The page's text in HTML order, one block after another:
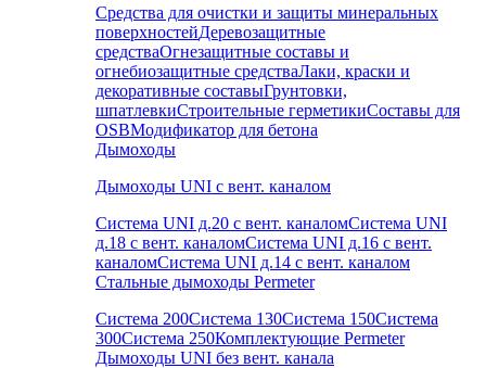
Средства для очистки и защиты минеральных
поверхностейДеревозащитные
средстваОгнезащитные составы и
огнебиозащитные средстваЛаки, краски и
декоративные составыГрунтовки,
шпатлевкиСтроительные герметикиСоставы для
OSBМодификатор для бетона
Дымоходы
Дымоходы UNI с вент. каналом
Система UNI д.20 с вент. каналомСистема UNI
д.18 с вент. каналомСистема UNI д.16 с вент.
каналомСистема UNI д.14 с вент. каналом
Стальные дымоходы Permeter
Система 200Система 130Система 150Система
300Система 250Комплектующие Permeter
Дымоходы UNI без вент. канала